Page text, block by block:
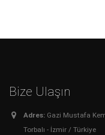
Bize Ulaşın
Adres: Gazi Mustafa
Torbalı - İzmir / Türkiye